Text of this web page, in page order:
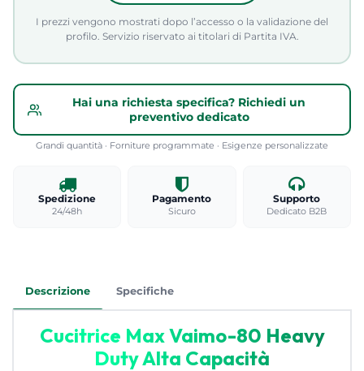
I prezzi vengono mostrati dopo l’accesso o la validazione del
profilo. Servizio riservato ai titolari di Partita IVA.
Hai una richiesta specifica? Richiedi un
preventivo dedicato
Grandi quantità · Forniture programmate · Esigenze personalizzate
Spedizione
24/48h
Pagamento
Sicuro
Supporto
Dedicato B2B
Descrizione Specifiche
Cucitrice Max Vaimo-80 Heavy
Duty Alta Capacità